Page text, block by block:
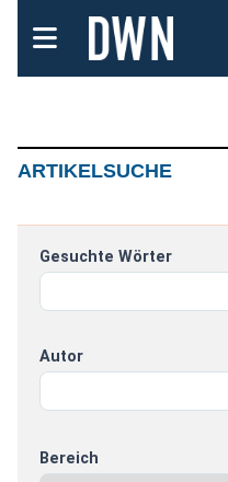
ARTIKELSUCHE
Gesuchte Wörter
Autor
Bereich